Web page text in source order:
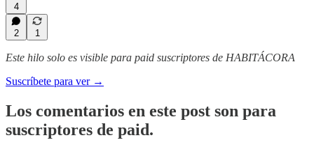
4
2 1
Este hilo solo es visible para paid suscriptores de HABITÁCORA
Suscríbete para ver →
Los comentarios en este post son para
suscriptores de paid.